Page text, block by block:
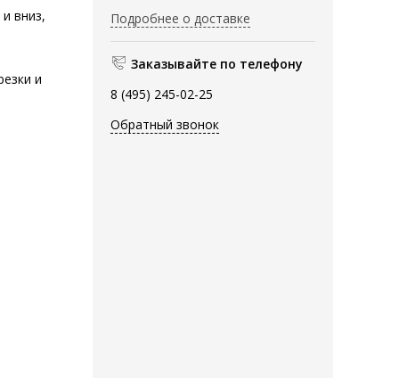
Подробнее о доставке
Заказывайте по телефону
8 (495) 245-02-25
Обратный звонок
вниз,
и